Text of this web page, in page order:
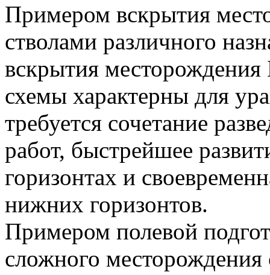
Примером вскрытия
стволами различного
вскрытия
схемы характерны для
требуется сочетание
работ, быстрейшее
горизонтах и
нижних горизонтов.
Примером полевой
сложного